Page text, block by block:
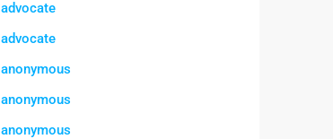
advocate
advocate
anonymous
anonymous
anonymous